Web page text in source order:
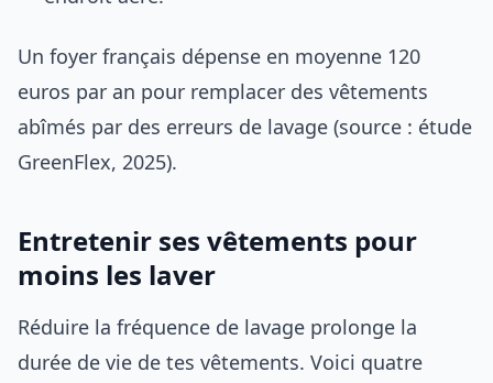
Un foyer français dépense en moyenne 120
euros par an pour remplacer des vêtements
abîmés par des erreurs de lavage (source : étude
GreenFlex, 2025).
Entretenir ses vêtements pour
moins les laver
Réduire la fréquence de lavage prolonge la
durée de vie de tes vêtements. Voici quatre